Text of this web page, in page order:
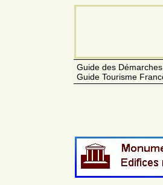
Guide des
Guide Tourisme